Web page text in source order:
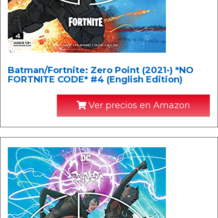
Batman/Fortnite: Zero Point (2021-) *NO
FORTNITE CODE* #4 (English Edition)
Ver precios en Amazon